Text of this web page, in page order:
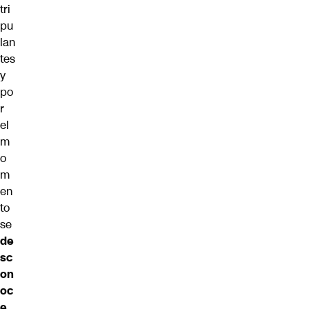
tri
pu
lan
tes
y
po
r
el
m
o
m
en
to
se
de
sc
on
oc